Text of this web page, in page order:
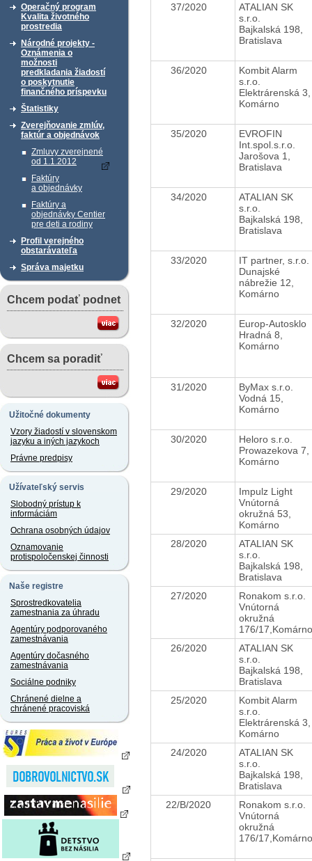
Operačný program
Kvalita životného
prostredia
Národné projekty -
Oznámenia o
možnosti
predkladania žiadostí
o poskytnutie
finančného príspevku
Štatistiky
Zverejňovanie zmlúv,
faktúr a objednávok
Zmluvy zverejnené
od 1.1.2012
Faktúry
a objednávky
Faktúry a
objednávky Centier
pre deti a rodiny
Profil verejného
obstarávateľa
Správa majetku
Chcem podať podnet
Chcem sa poradiť
Užitočné dokumenty
Vzory žiadostí v slovenskom
jazyku a iných jazykoch
Právne predpisy
Užívateľský servis
Slobodný prístup k
informáciám
Ochrana osobných údajov
Oznamovanie
protispoločenskej činnosti
Naše registre
Sprostredkovatelia
zamestnania za úhradu
Agentúry podporovaného
zamestnávania
Agentúry dočasného
zamestnávania
Sociálne podniky
Chránené dielne a
chránené pracoviská
37/2020
ATALIAN SK
s.r.o.
Bajkalská 198,
Bratislava
36/2020
Kombit Alarm
s.r.o.
Elektrárenská 3,
Komárno
35/2020
EVROFIN
Int.spol.s.r.o.
Jarošova 1,
Bratislava
34/2020
ATALIAN SK
s.r.o.
Bajkalská 198,
Bratislava
33/2020
IT partner, s.r.o.
Dunajské
nábrežie 12,
Komárno
32/2020
Europ-Autosklo
Hradná 8,
Komárno
31/2020
ByMax s.r.o.
Vodná 15,
Komárno
30/2020
Heloro s.r.o.
Prowazekova 7,
Komárno
29/2020
Impulz Light
Vnútorná
okružná 53,
Komárno
28/2020
ATALIAN SK
s.r.o.
Bajkalská 198,
Bratislava
27/2020
Ronakom s.r.o.
Vnútorná
okružná
176/17,Komárno
26/2020
ATALIAN SK
s.r.o.
Bajkalská 198,
Bratislava
25/2020
Kombit Alarm
s.r.o.
Elektrárenská 3,
Komárno
24/2020
ATALIAN SK
s.r.o.
Bajkalská 198,
Bratislava
22/B/2020
Ronakom s.r.o.
Vnútorná
okružná
176/17,Komárno